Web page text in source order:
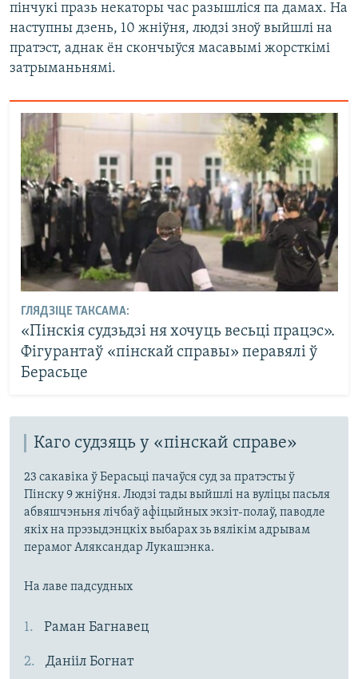
пінчукі празь некаторы час разышліся па дамах. На
наступны дзень, 10 жніўня, людзі зноў выйшлі на
пратэст, аднак ён скончыўся масавымі жорсткімі
затрыманьнямі.
ГЛЯДЗІЦЕ ТАКСАМА:
«Пінскія судзьдзі ня хочуць весьці працэс».
Фігурантаў «пінскай справы» перавялі ў
Берасьце
Каго судзяць у «пінскай справе»
23 сакавіка ў Берасьці пачаўся суд за пратэсты ў
Пінску 9 жніўня. Людзі тады выйшлі на вуліцы пасьля
абвяшчэньня лічбаў афіцыйных экзіт-полаў, паводле
якіх на прэзыдэнцкіх выбарах зь вялікім адрывам
перамог Аляксандар Лукашэнка.
На лаве падсудных
Раман Багнавец
Данііл Богнат